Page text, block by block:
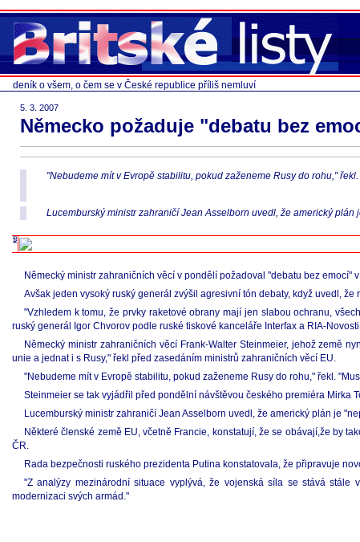
deník o všem, o čem se v České republice příliš nemluví
5. 3. 2007
Německo požaduje "debatu bez
"Nebudeme mít v Evropě stabilitu, pokud zaženeme Rusy do rohu,"
Lucemburský ministr zahraničí Jean Asselborn uvedl, že americký
Německý ministr zahraničních věcí v pondělí požadoval "debatu bez emocí"
Avšak jeden vysoký ruský generál zvýšil agresivní tón debaty, když uvedl,
"Vzhledem k tomu, že prvky raketové obrany mají jen slabou ochranu,
ruský generál Igor Chvorov podle ruské tiskové kanceláře Interfax a RIA-
Německý ministr zahraničních věcí Frank-Walter Steinmeier, jehož země
unie a jednat i s Rusy," řekl před zasedáním ministrů zahraničních věcí EU.
"Nebudeme mít v Evropě stabilitu, pokud zaženeme Rusy do rohu," řekl.
Steinmeier se tak vyjádřil před pondělní návštěvou českého premiéra Mirka
Lucemburský ministr zahraničí Jean Asselborn uvedl, že americký plán je
Některé členské země EU, včetně Francie, konstatují, že se obávají,že by
ČR.
Rada bezpečnosti ruského prezidenta Putina konstatovala, že připravuje
"Z analýzy mezinárodní situace vyplývá, že vojenská síla se stává stále
modernizaci svých armád."